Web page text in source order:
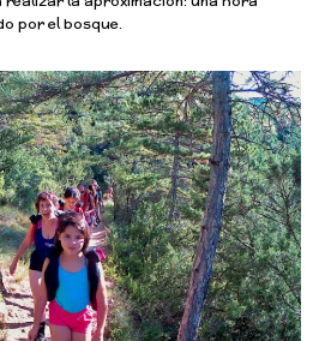
por el bosque.